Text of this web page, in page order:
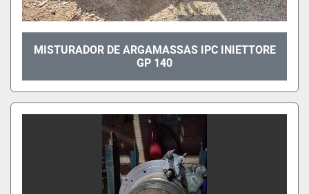
MISTURADOR DE ARGAMASSAS IPC INIETTORE
GP 140